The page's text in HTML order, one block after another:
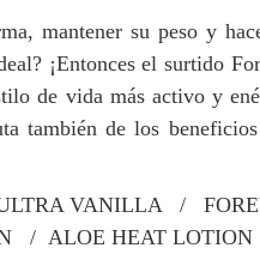
mantener su peso y
¡Entonces el surtido
de vida más activo y
también de los
ULTRA VANILLA /
/ ALOE HEAT